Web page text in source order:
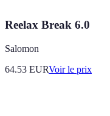
Reelax Break 6.0
Salomon
64.53 EURVoir le prix